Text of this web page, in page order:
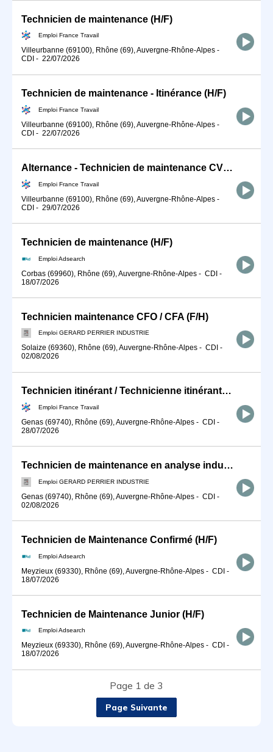
Technicien de maintenance (H/F)
Emploi France Travail
Villeurbanne (69100), Rhône (69), Auvergne-Rhône-Alpes -
CDI - 22/07/2026
Technicien de maintenance - Itinérance (H/F)
Emploi France Travail
Villeurbanne (69100), Rhône (69), Auvergne-Rhône-Alpes -
CDI - 22/07/2026
Alternance - Technicien de maintenance CVC - TSE (H/F)
Emploi France Travail
Villeurbanne (69100), Rhône (69), Auvergne-Rhône-Alpes -
CDI - 29/07/2026
Technicien de maintenance (H/F)
Emploi Adsearch
Corbas (69960), Rhône (69), Auvergne-Rhône-Alpes - CDI -
18/07/2026
Technicien maintenance CFO / CFA (F/H)
Emploi GERARD PERRIER INDUSTRIE
Solaize (69360), Rhône (69), Auvergne-Rhône-Alpes - CDI -
02/08/2026
Technicien itinérant / Technicienne itinérante de maintenance ind (H/F)
Emploi France Travail
Genas (69740), Rhône (69), Auvergne-Rhône-Alpes - CDI -
28/07/2026
Technicien de maintenance en analyse industrielle (F/H)
Emploi GERARD PERRIER INDUSTRIE
Genas (69740), Rhône (69), Auvergne-Rhône-Alpes - CDI -
02/08/2026
Technicien de Maintenance Confirmé (H/F)
Emploi Adsearch
Meyzieux (69330), Rhône (69), Auvergne-Rhône-Alpes - CDI -
18/07/2026
Technicien de Maintenance Junior (H/F)
Emploi Adsearch
Meyzieux (69330), Rhône (69), Auvergne-Rhône-Alpes - CDI -
18/07/2026
Page 1 de 3
Page Suivante